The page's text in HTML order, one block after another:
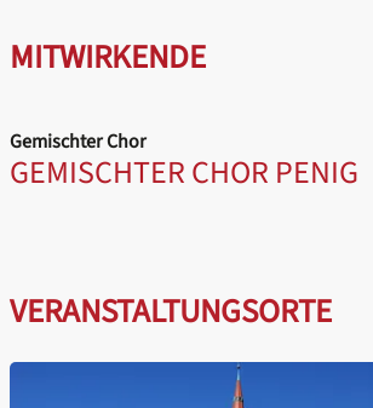
MITWIRKENDE
Gemischter Chor
GEMISCHTER CHOR PENIG
VERANSTALTUNGSORTE